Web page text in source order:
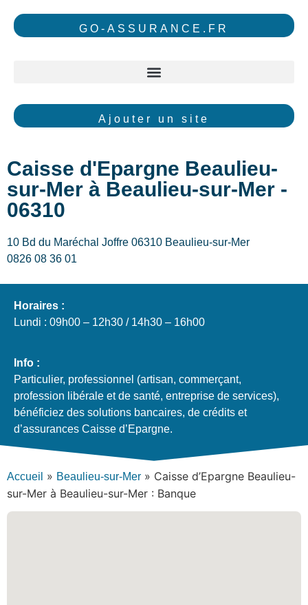
GO-ASSURANCE.FR
Ajouter un site
Caisse d'Epargne Beaulieu-
sur-Mer à Beaulieu-sur-Mer -
06310
10 Bd du Maréchal Joffre 06310 Beaulieu-sur-Mer
0826 08 36 01
Horaires :
Lundi : 09h00 – 12h30 / 14h30 – 16h00
Info :
Particulier, professionnel (artisan, commerçant,
profession libérale et de santé, entreprise de services),
bénéficiez des solutions bancaires, de crédits et
d’assurances Caisse d’Epargne.
Accueil » Beaulieu-sur-Mer » Caisse d’Epargne Beaulieu-
sur-Mer à Beaulieu-sur-Mer : Banque